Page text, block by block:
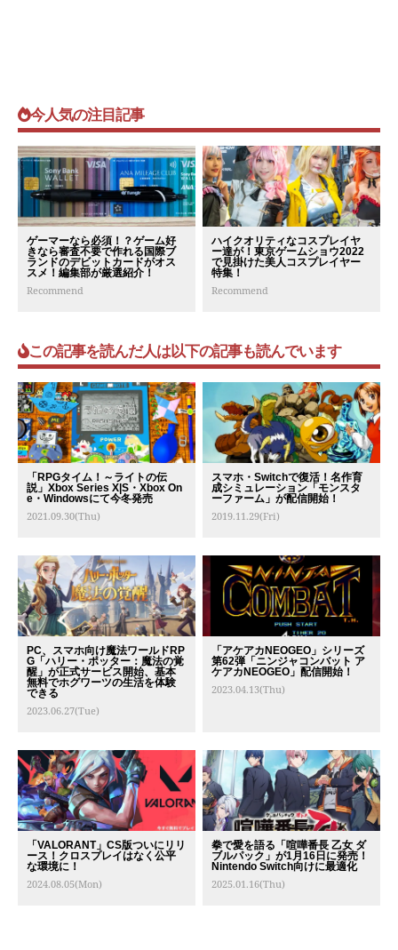
今人気の注目記事
ゲーマーなら必須！？ゲーム好
きなら審査不要で作れる国際ブ
ランドのデビットカードがオス
スメ！編集部が厳選紹介！
Recommend
ハイクオリティなコスプレイヤ
ー達が！東京ゲームショウ2022
で見掛けた美人コスプレイヤー
特集！
Recommend
この記事を読んだ人は以下の記事も読んでいます
「RPGタイム！～ライトの伝
説」Xbox Series X|S・Xbox On
e・Windowsにて今冬発売
2021.09.30(Thu)
スマホ・Switchで復活！名作育
成シミュレーション「モンスタ
ーファーム」が配信開始！
2019.11.29(Fri)
PC、スマホ向け魔法ワールドRP
G「ハリー・ポッター：魔法の覚
醒」が正式サービス開始、基本
無料でホグワーツの生活を体験
できる
2023.06.27(Tue)
「アケアカNEOGEO」シリーズ
第62弾「ニンジャコンバット ア
ケアカNEOGEO」配信開始！
2023.04.13(Thu)
「VALORANT」CS版ついにリリ
ース！クロスプレイはなく公平
な環境に！
2024.08.05(Mon)
拳で愛を語る「喧嘩番長 乙女 ダ
ブルパック」が1月16日に発売！
Nintendo Switch向けに最適化
2025.01.16(Thu)